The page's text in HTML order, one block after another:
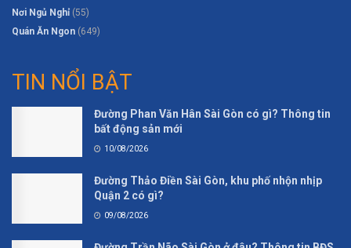
Nơi Ngủ Nghỉ (55)
Quán Ăn Ngon (649)
TIN NỔI BẬT
Đường Phan Văn Hân Sài Gòn có gì? Thông tin
bất động sản mới
10/08/2026
Đường Thảo Điền Sài Gòn, khu phố nhộn nhịp
Quận 2 có gì?
09/08/2026